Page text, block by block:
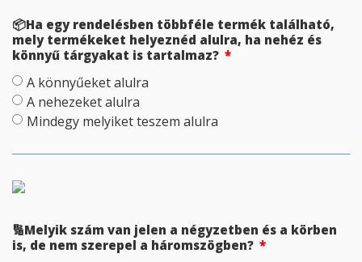
📦Ha egy rendelésben többféle termék található,
mely termékeket helyeznéd alulra, ha nehéz és
könnyű tárgyakat is tartalmaz?
A könnyűeket alulra
A nehezeket alulra
Mindegy melyiket teszem alulra
🔢Melyik szám van jelen a négyzetben és a körben
is, de nem szerepel a háromszögben?